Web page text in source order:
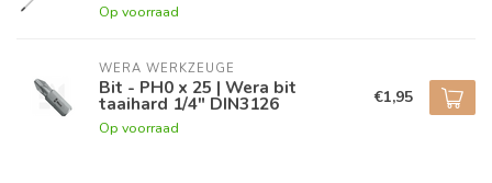
Op voorraad
WERA WERKZEUGE
Bit - PH0 x 25 | Wera bit
taaihard 1/4" DIN3126
Op voorraad
€1,95